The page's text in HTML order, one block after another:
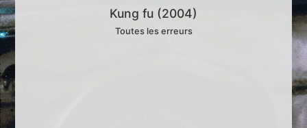
Kung fu (2004)
Toutes les erreurs